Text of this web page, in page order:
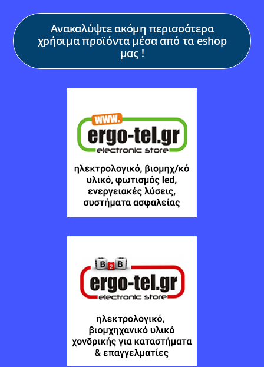
Ανακαλύψτε ακόμη περισσότερα
χρήσιμα προϊόντα μέσα από τα eshop
μας !